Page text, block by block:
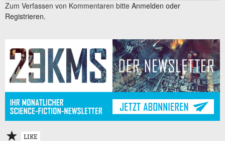
Zum Verfassen von Kommentaren bitte Anmelden oder
Registrieren.
LIKE